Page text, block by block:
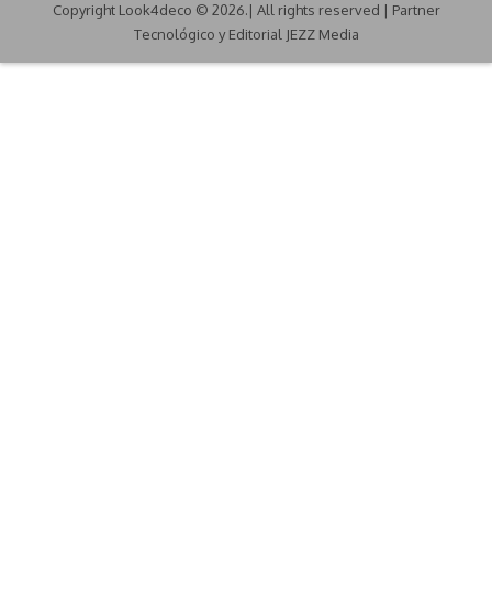
Copyright Look4deco © 2026.| All rights reserved | Partner
Tecnológico y Editorial JEZZ Media